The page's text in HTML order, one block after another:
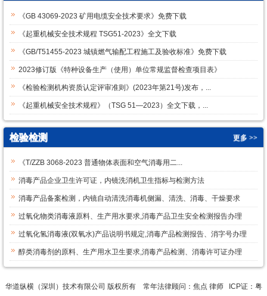
《GB 43069-2023 矿用电缆安全技术要求》免费下载
《起重机械安全技术规程 TSG51-2023》全文下载
《GB/T51455-2023 城镇燃气输配工程施工及验收标准》免费下载
2023修订版《特种设备生产（使用）单位常规监督检查项目表》
《检验检测机构资质认定评审准则》(2023年第21号)发布，...
《起重机械安全技术规程》（TSG 51—2023）全文下载，...
检验检测 更多 >>
《T/ZZB 3068-2023 普通物体表面和空气消毒用二...
消毒产品企业卫生许可证，内镜洗消机卫生指标与检测方法
消毒产品备案检测，内镜自动清洗消毒机侧漏、清洗、消毒、干燥要求
过氧化物类消毒液原料、生产用水要求,消毒产品卫生安全检测报告办理
过氧化氢消毒液(双氧水)产品说明书规定,消毒产品检测报告、消字号办理
醇类消毒剂的原料、生产用水卫生要求,消毒产品检测、消毒许可证办理
华道纵横（深圳）技术有限公司 版权所有 常年法律顾问：焦点 律师 ICP证： 粤